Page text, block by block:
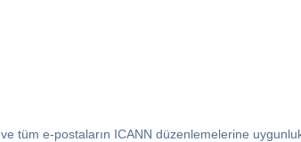
tüm e-postaların ICANN düzenlemelerine